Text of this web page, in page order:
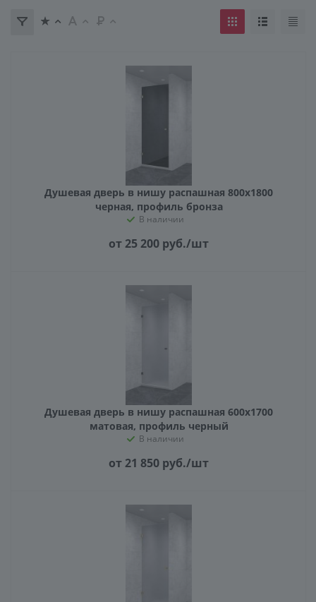
Душевая дверь в нишу распашная 800х1800
черная, профиль бронза
В наличии
от 25 200 руб./шт
Душевая дверь в нишу распашная 600х1700
матовая, профиль черный
В наличии
от 21 850 руб./шт